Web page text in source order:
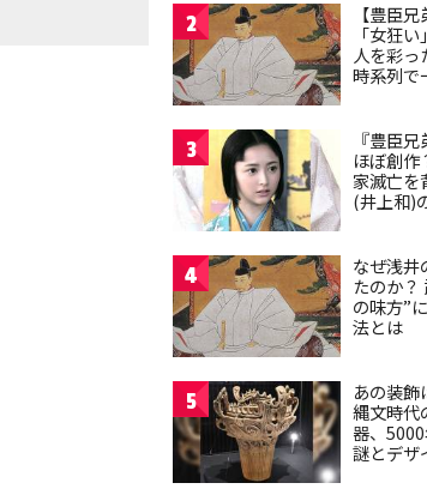
2
【豊臣
「女狂
人を彩
時系列で
3
『豊臣
ほぼ創作
家滅亡を
(井上和)
4
なぜ浅井
たのか？
の味方”
法とは
5
あの装飾
縄文時代
器、
謎とデザ